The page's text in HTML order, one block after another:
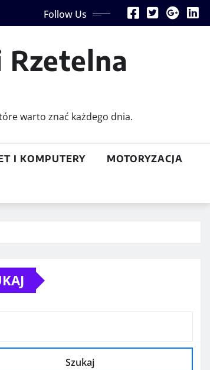
Follow Us
warto znać każdego dnia.
I KOMPUTERY MOTORYZACJA
Szukaj